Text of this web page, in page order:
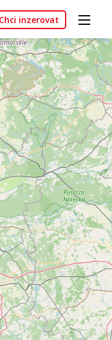
Chci inzerovat